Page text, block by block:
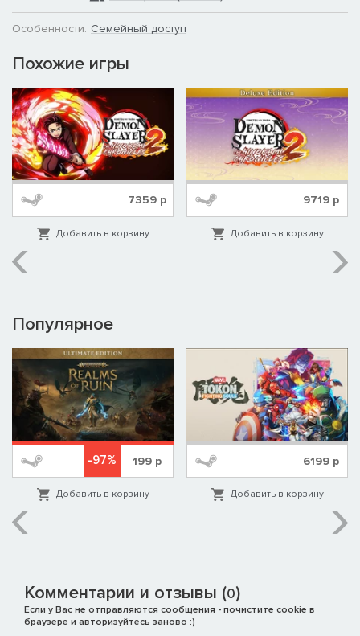
Особенности: Семейный доступ
Похожие игры
7359р
Добавить в корзину
9719 р
Добавить в корзину
Популярное
-97% 199р
Добавить в корзину
6199 р
Добавить в корзину
Комментарии и отзывы (0)
Если у Вас не отправляются сообщения - почистите cookie в
браузере и авторизуйтесь заново :)